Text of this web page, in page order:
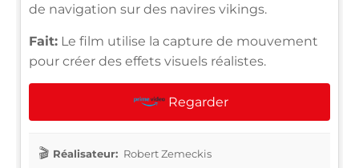
de navigation sur des navires vikings.
Fait: Le film utilise la capture de mouvement
pour créer des effets visuels réalistes.
Regarder
Réalisateur: Robert Zemeckis